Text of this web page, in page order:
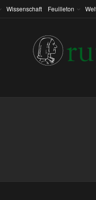
Wissenschaft Feuilleton